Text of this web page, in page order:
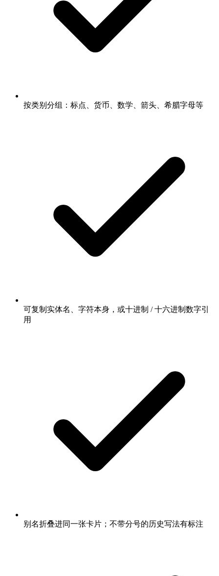
按类别分组：标点、货币、数学、箭头、希腊字母等
可复制实体名、字符本身，或十进制 / 十六进制数字引
用
别名折叠进同一张卡片；不带分号的历史写法有标注